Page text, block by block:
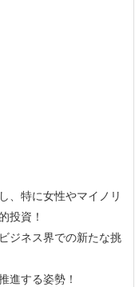
、特に女性やマイノリ
投資！
ジネス界での新たな挑
進する姿勢！